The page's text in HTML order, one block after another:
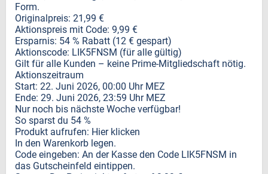
Form.
Originalpreis: 21,99 €
Aktionspreis mit Code: 9,99 €
Ersparnis: 54 % Rabatt (12 € gespart)
Aktionscode: LIK5FNSM (für alle gültig)
Gilt für alle Kunden – keine Prime-Mitgliedschaft nötig.
Aktionszeitraum
Start: 22. Juni 2026, 00:00 Uhr MEZ
Ende: 29. Juni 2026, 23:59 Uhr MEZ
Nur noch bis nächste Woche verfügbar!
So sparst du 54 %
Produkt aufrufen: Hier klicken
In den Warenkorb legen.
Code eingeben: An der Kasse den Code LIK5FNSM in
das Gutscheinfeld eintippen.